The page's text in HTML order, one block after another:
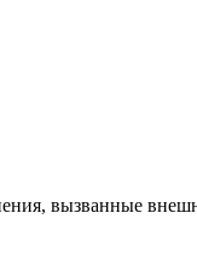
вызванные